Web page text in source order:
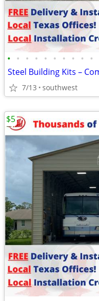
• • • • • • • • • •
Steel Building Kits –
7/13 southwest
$5